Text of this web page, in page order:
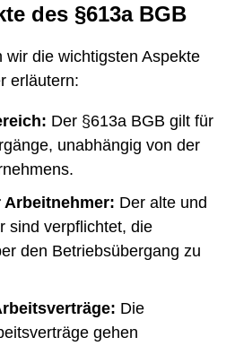
des §613a BGB
wir die wichtigsten Aspekte
erläutern:
Der §613a BGB gilt für
unabhängig von der
Der alte und
sind verpflichtet, die
den Betriebsübergang zu
Die
gehen